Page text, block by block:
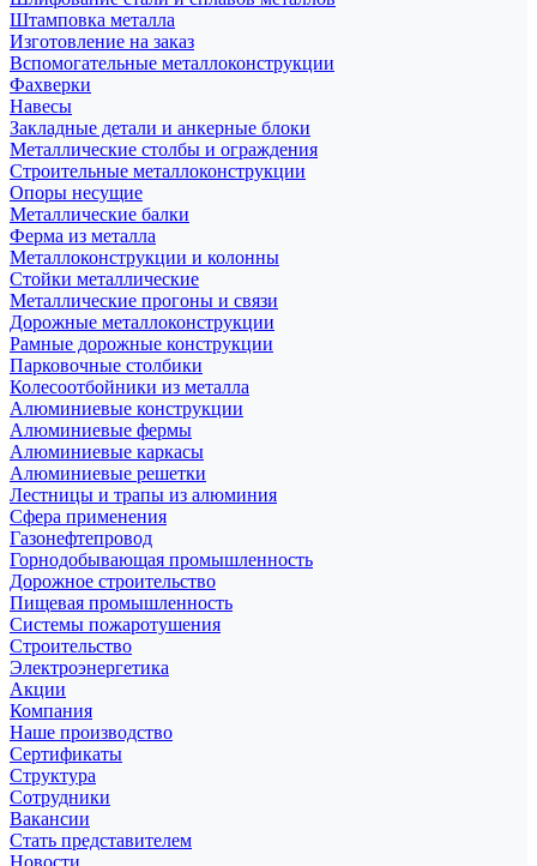
Штамповка металла
Изготовление на заказ
Вспомогательные металлоконструкции
Фахверки
Навесы
Закладные детали и анкерные блоки
Металлические столбы и ограждения
Строительные металлоконструкции
Опоры несущие
Металлические балки
Ферма из металла
Металлоконструкции и колонны
Стойки металлические
Металлические прогоны и связи
Дорожные металлоконструкции
Рамные дорожные конструкции
Парковочные столбики
Колесоотбойники из металла
Алюминиевые конструкции
Алюминиевые фермы
Алюминиевые каркасы
Алюминиевые решетки
Лестницы и трапы из алюминия
Сфера применения
Газонефтепровод
Горнодобывающая промышленность
Дорожное строительство
Пищевая промышленность
Системы пожаротушения
Строительство
Электроэнергетика
Акции
Компания
Наше производство
Сертификаты
Структура
Сотрудники
Вакансии
Стать представителем
Новости